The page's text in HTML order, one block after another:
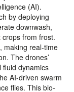
(AI).
by deploying
downwash,
from frost.
making real-time
The drones’
fluid dynamics
AI-driven swarm
flies. This bio-